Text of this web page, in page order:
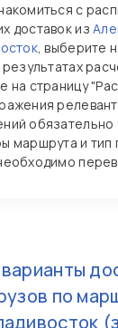
с
доставок из
, выберите
результатах
на страницу
обязательно
маршрута и тип
по